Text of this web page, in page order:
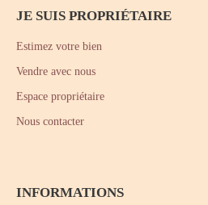
JE SUIS PROPRIÉTAIRE
Estimez votre bien
Vendre avec nous
Espace propriétaire
Nous contacter
INFORMATIONS